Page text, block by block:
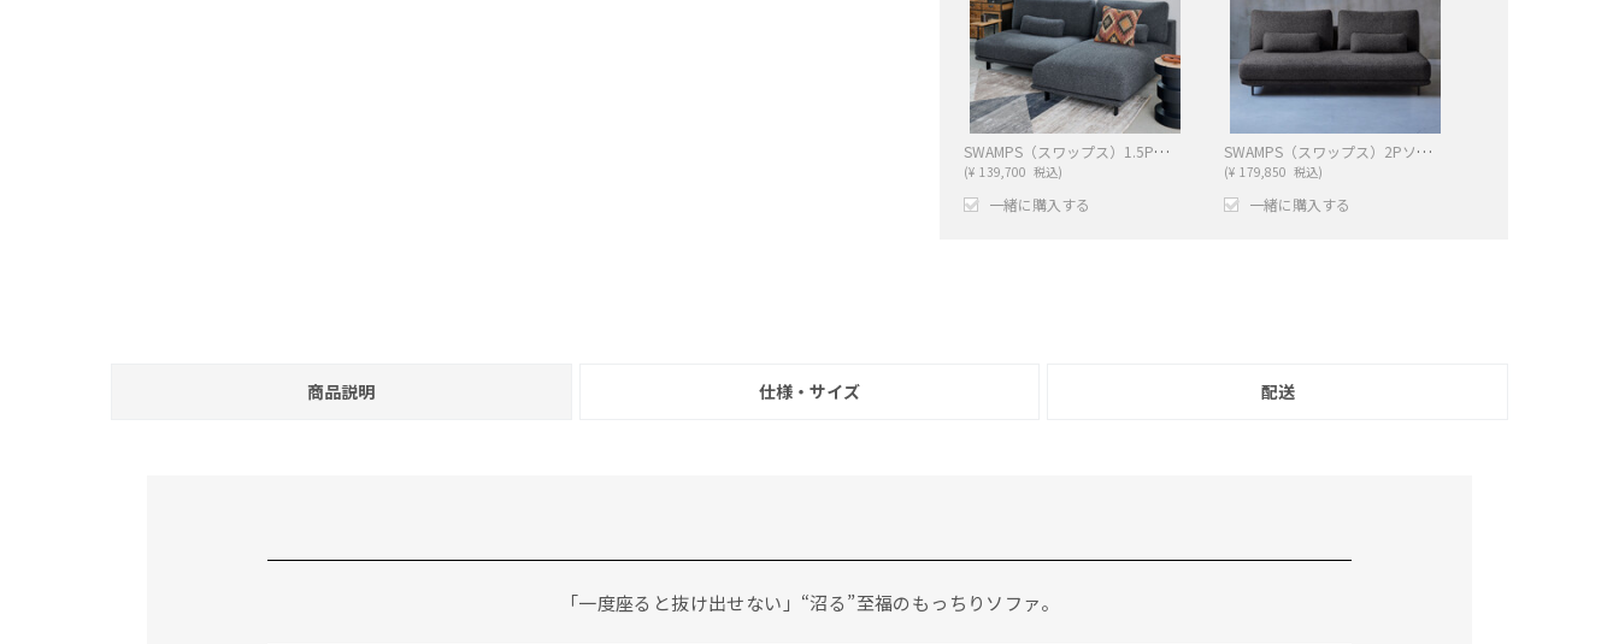
SWAMPS（スワップス）1.5Pソファ（CHARCOL）
(¥ 139,700 税込)
一緒に購入する
SWAMPS（スワップス）2Pソファ（CHARCOL）
(¥ 179,850 税込)
一緒に購入する
商品説明 仕様・サイズ 配送
「一度座ると抜け出せない」“沼る”至福のもっちりソファ。